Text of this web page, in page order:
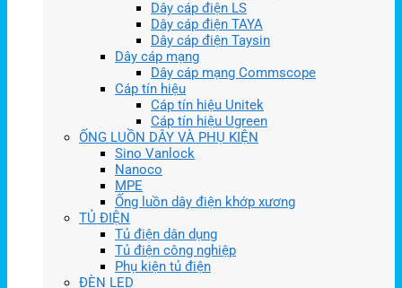
Dây cáp điện LS
Dây cáp điện TAYA
Dây cáp điện Taysin
Dây cáp mạng
Dây cáp mạng Commscope
Cáp tín hiệu
Cáp tín hiệu Unitek
Cáp tín hiệu Ugreen
ỐNG LUỒN DÂY VÀ PHỤ KIỆN
Sino Vanlock
Nanoco
MPE
Ống luồn dây điện khớp xương
TỦ ĐIỆN
Tủ điện dân dụng
Tủ điện công nghiệp
Phụ kiện tủ điện
ĐÈN LED